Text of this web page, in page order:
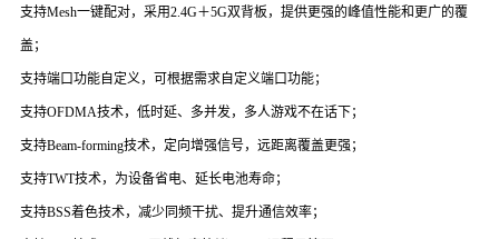
支持Mesh一键配对，采用2.4G＋5G双背板，提供更强的峰值性能和更广的覆
盖；
支持端口功能自定义，可根据需求自定义端口功能；
支持OFDMA技术，低时延、多并发，多人游戏不在话下；
支持Beam-forming技术，定向增强信号，远距离覆盖更强；
支持TWT技术，为设备省电、延长电池寿命；
支持BSS着色技术，减少同频干扰、提升通信效率；